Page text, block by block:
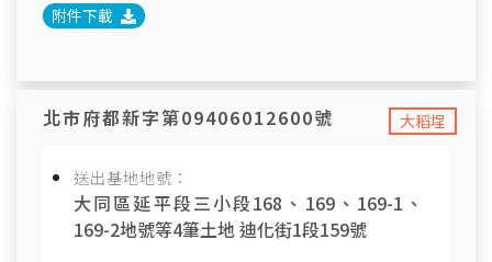
附件下載
大稻埕
北市府都新字第09406012600號
送出基地地號：
大同區延平段三小段168、169、169-1、
169-2地號等4筆土地 迪化街1段159號